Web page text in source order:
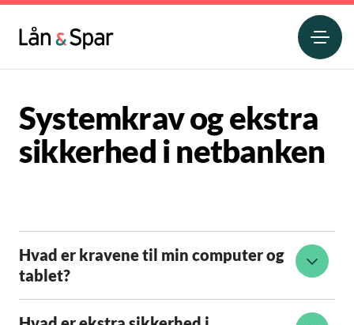
Systemkrav og ekstra
sikkerhed i netbanken
Hvad er kravene til min computer og
tablet?